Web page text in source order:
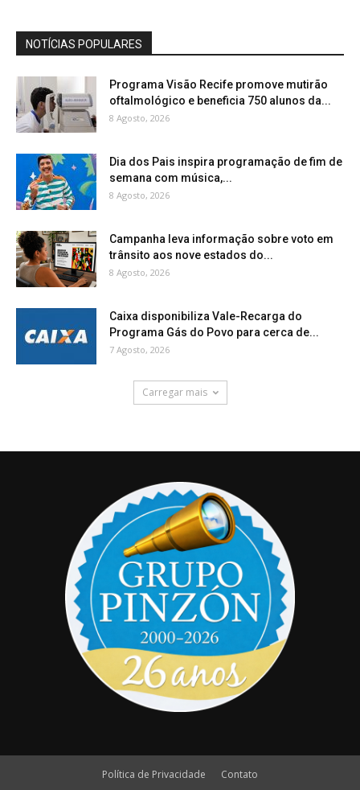
NOTÍCIAS POPULARES
Programa Visão Recife promove mutirão
oftalmológico e beneficia 750 alunos da...
8 Agosto, 2026
Dia dos Pais inspira programação de fim de
semana com música,...
8 Agosto, 2026
Campanha leva informação sobre voto em
trânsito aos nove estados do...
8 Agosto, 2026
Caixa disponibiliza Vale-Recarga do
Programa Gás do Povo para cerca de...
7 Agosto, 2026
Carregar mais
Política de Privacidade Contato